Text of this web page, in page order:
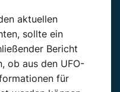
aktuellen
sollte ein
Bericht
ob aus den UFO-
für